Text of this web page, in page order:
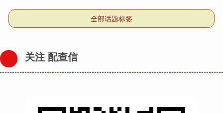
全部话题标签
关注 配查信